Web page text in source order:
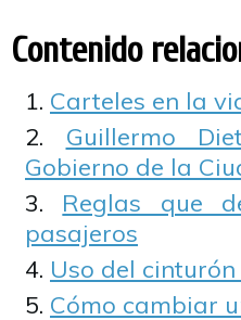
Contenido
Carteles en la
Guillermo
Gobierno de la
Reglas que
pasajeros
Uso del
Cómo cambiar